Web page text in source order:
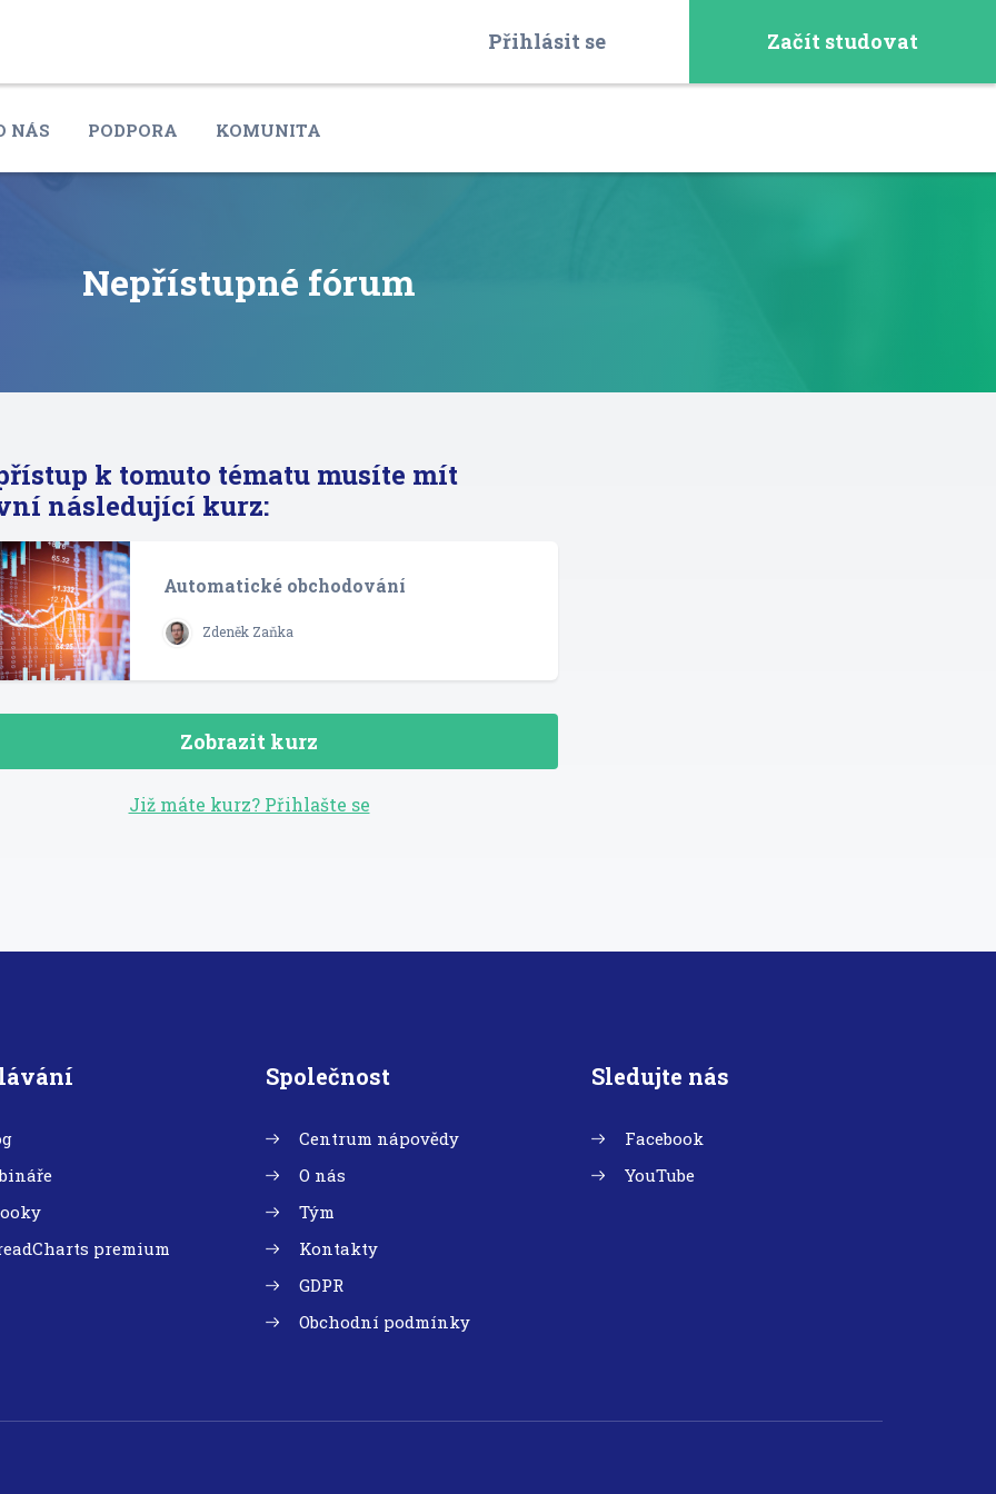
Přihlásit se Začít studovat
NÁS PODPORA KOMUNITA
Nepřístupné fórum
k tomuto tématu musíte mít
následující kurz:
Automatické obchodování
Zdeněk Zaňka
Zobrazit kurz
Již máte kurz? Přihlašte se
premium
Společnost
Centrum nápovědy
O nás
Tým
Kontakty
GDPR
Obchodní podmínky
Sledujte nás
Facebook
YouTube